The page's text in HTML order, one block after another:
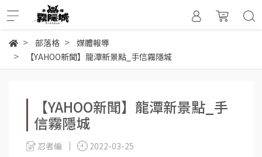
部落格
媒體報導
【YAHOO新聞】龍潭新景點_手信霧隱城
【YAHOO新聞】龍潭新景點_手
信霧隱城
忍者編 2022-03-25